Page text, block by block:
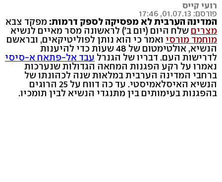
רועי קייס
פורסם: 01.07.13, 17:46
המדינה הערבית לא מפסיקה לספק דרמות: מפקד צבא
מצרים שלח היום (יום ב') לראשונה מסר מאיים לנשיא
מוחמד מורסי ואמר כי הוא נותן לפוליטיקאים, ובראשם
הנשיא, אולטימטום של 48 שעות כדי להיענות
לדרישות העם. דבריו של הגנרל עבד אל-פתאח א-סיסי
נאמרו על רקע הפגנות המחאה הגדולות שנערכות
ברחבי המדינה הערבית במלאות שנה לכהונתו של
הנשיא האיסלאמיסטי. עד כה דווח על 25 הרוגים
בהפגנות בעימותים בין מתנגדי הנשיא לבין תומכיו.